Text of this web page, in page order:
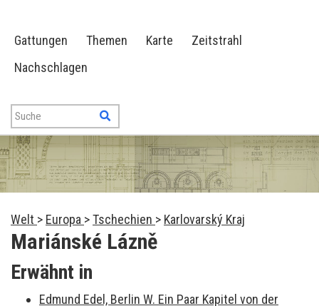
Gattungen Themen Karte
Zeitstrahl
Nachschlagen
Welt > Europa >Tschechien > Karlovarský Kraj
Mariánské Lázně
Erwähnt in
Edmund Edel, Berlin W. Ein Paar Kapitel von der